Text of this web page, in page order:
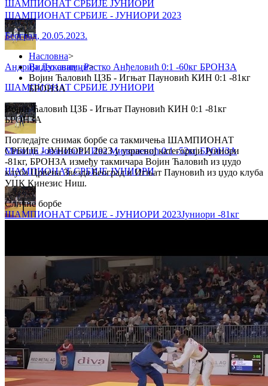
ШАМПИОНАТ СРБИЈЕ ЈУНИОРИ
Андрија Лукавац - Растко Анђеловић 0:1 -60кг БРОНЗА
ШАМПИОНАТ СРБИЈЕ ЈУНИОРИ
Милица Јовановић - Ива Милошевић 0:1 -52кг БРОНЗА
ШАМПИОНАТ СРБИЈЕ ЈУНИОРИ
ШАМПИОНАТ СРБИЈЕ ЈУНИОРИ
Алекса Ђуровић - Никола Пауновић 0:1 -66кг 1/4 ФИНАЛЕ
ШАМПИОНАТ СРБИЈЕ ЈУНИОРИ
ШАМПИОНАТ СРБИЈЕ - ЈУНИОРИ 2023
Београд, 20.05.2023.
Насловна>
Видео снимци>
Војин Ћаловић ЦЗБ - Игњат Пауновић КИН 0:1 -81кг
БРОНЗА
Војин Ћаловић ЦЗБ - Игњат Пауновић КИН 0:1 -81кг
БРОНЗА
Погледајте снимак борбе са такмичења ШАМПИОНАТ
СРБИЈЕ - ЈУНИОРИ 2023 у узрасној категорији Јуниори
-81кг, БРОНЗА између такмичара Војин Ћаловић из џудо
клуба Црвена Звезда Београд и Игњат Пауновић из џудо клуба
УЏК Кинезис Ниш.
Сличне борбе
ШАМПИОНАТ СРБИЈЕ - ЈУНИОРИ 2023Јуниори -81кг